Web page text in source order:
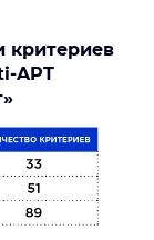
критериев
APT